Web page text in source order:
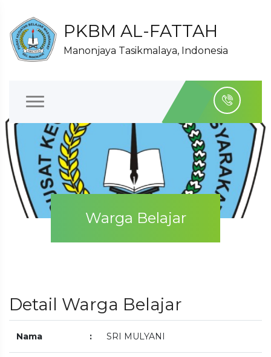
PKBM AL-FATTAH
Manonjaya Tasikmalaya, Indonesia
Warga Belajar
Detail Warga Belajar
Nama : SRI MULYANI